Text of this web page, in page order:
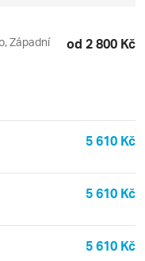
Západní
od 2 800 Kč
5 610 Kč
5 610 Kč
5 610 Kč